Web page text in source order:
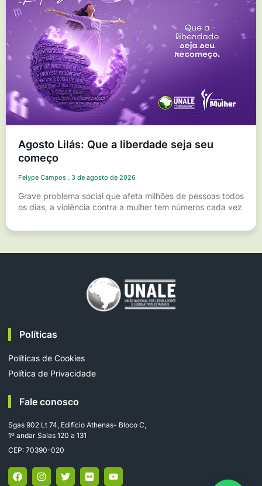
Agosto Lilás: Que a liberdade seja seu
começo
Felype Campos 3 de agosto de 2026
Grave problema social que afeta milhões de pessoas todos
os dias, a violência contra a mulher tem números cada vez
Políticas
Políticas de Cookies
Política de Privacidade
Fale conosco
Sgas 902 Lt 74, Edifício Athenas- Bloco C,
1º andar Salas 120 a 131
CEP: 70390-020